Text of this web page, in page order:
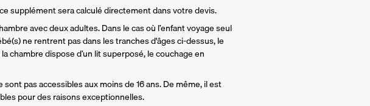
supplément sera calculé directement dans votre devis.
avec deux adultes. Dans le cas où l’enfant voyage seul
ne rentrent pas dans les tranches d'âges ci-dessus, le
dispose d’un lit superposé, le couchage en
pas accessibles aux moins de 16 ans. De même, il est
pour des raisons exceptionnelles.